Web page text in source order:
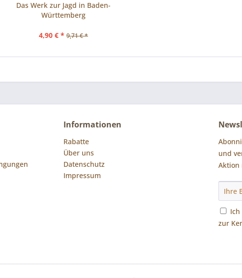
Das Werk zur Jagd in Baden-
Württemberg
4,90 € * 9,71 € *
Informationen
Rabatte
Über uns
Datenschutz
Impressum
und
Aktion
zur